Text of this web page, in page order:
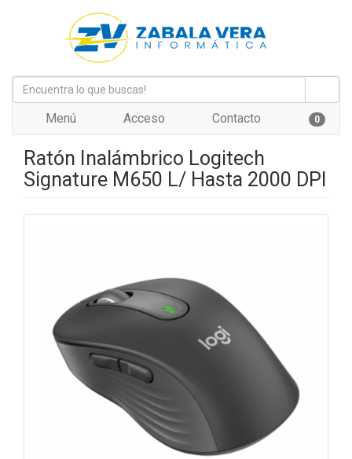
Menú Acceso Contacto 0
Ratón Inalámbrico Logitech
Signature M650 L/ Hasta 2000 DPI